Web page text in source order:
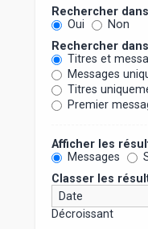
Rechercher
Oui
Non
Rechercher
Titres et
Messages
Titres
Premier
Afficher les
Messages
Classer les
Décroissant